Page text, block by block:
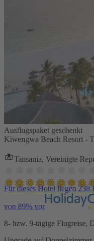
Ausflugspaket geschenkt
Kiwengwa Beach Resort -
Tansania, Vereinigte
Für dieses Hotel liegen
von 89% vor
8- bzw. 9-tägige Flugreise,